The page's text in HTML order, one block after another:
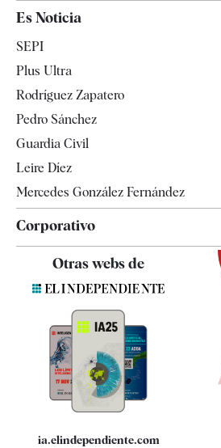
España
Televisión
Es Noticia
SEPI
Plus Ultra
Rodríguez Zapatero
Pedro Sánchez
Guardia Civil
Leire Díez
Mercedes González Fernández
Corporativo
Contacto
Quiénes somos
Especificaciones
Otras webs de
ia.elindependiente.com